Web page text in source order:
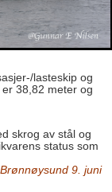
lasteskip og
38,82 meter og
skrog av stål og
status som
9. juni